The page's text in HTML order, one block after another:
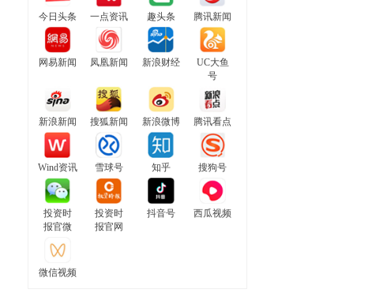
今日头条 一点资讯 趣头条 腾讯新闻
网易新闻 凤凰新闻 新浪财经
UC大鱼
号
新浪新闻 搜狐新闻 新浪微博 腾讯看点
Wind资讯 雪球号 知乎 搜狗号
投资时
报官微
投资时
报官网
抖音号 西瓜视频
微信视频